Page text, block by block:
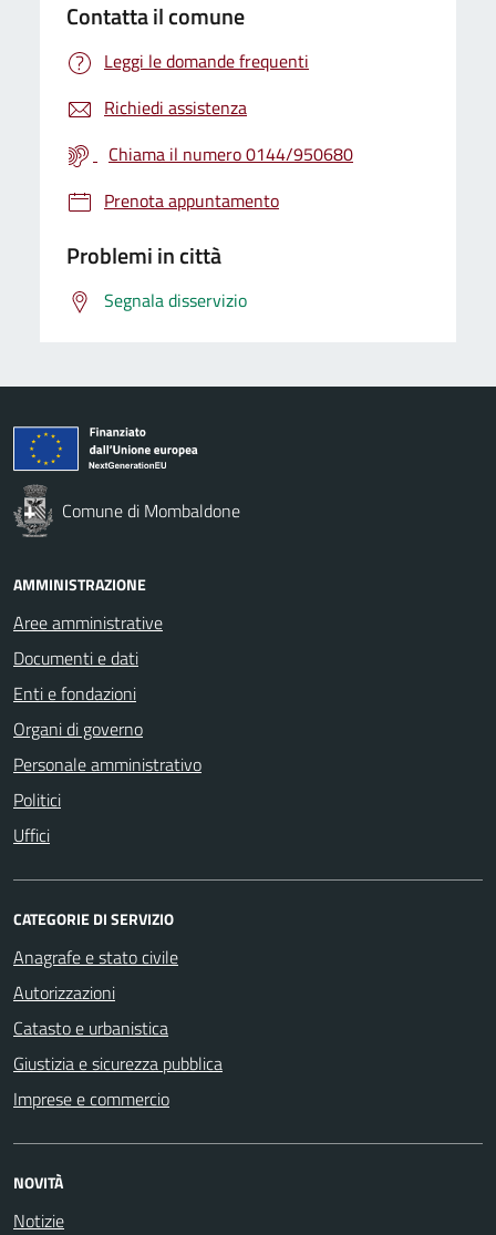
Contatta il comune
Leggi le domande frequenti
Richiedi assistenza
Chiama il numero 0144/950680
Prenota appuntamento
Problemi in città
Segnala disservizio
Comune di Mombaldone
AMMINISTRAZIONE
Aree amministrative
Documenti e dati
Enti e fondazioni
Organi di governo
Personale amministrativo
Politici
Uffici
CATEGORIE DI SERVIZIO
Anagrafe e stato civile
Autorizzazioni
Catasto e urbanistica
Giustizia e sicurezza pubblica
Imprese e commercio
NOVITÀ
Notizie